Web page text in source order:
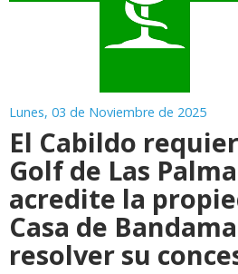
Lunes, 03 de Noviembre de 2025
El Cabildo
Golf de Las
acredite la
Casa de
resolver su